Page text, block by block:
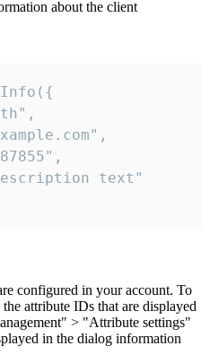
about the client
text"
configured in your account. To
attribute IDs that are displayed
> "Attribute settings"
in the dialog information